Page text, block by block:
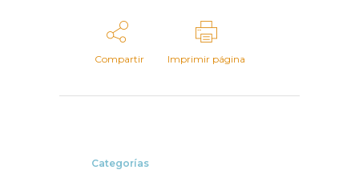
Compartir Imprimir página
Categorías